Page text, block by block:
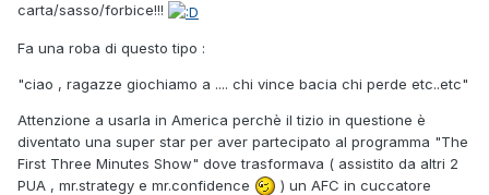
carta/sasso/forbice!!!
Fa una roba di questo tipo :
"ciao , ragazze giochiamo a .... chi vince bacia chi perde etc..etc"
Attenzione a usarla in America perchè il tizio in questione è
diventato una super star per aver partecipato al programma "The
First Three Minutes Show" dove trasformava ( assistito da altri 2
PUA , mr.strategy e mr.confidence
) un AFC in cuccatore